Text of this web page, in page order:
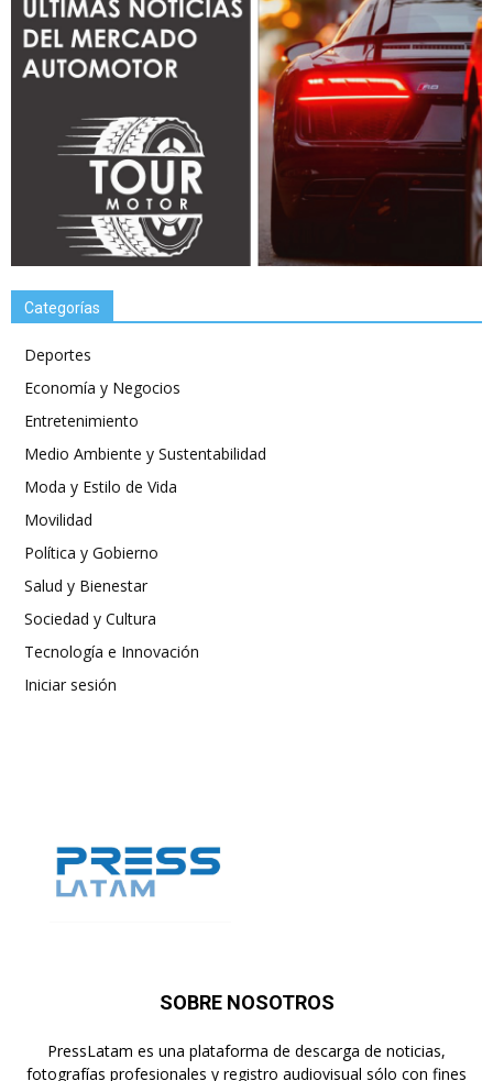
Categorías
Deportes
Economía y Negocios
Entretenimiento
Medio Ambiente y Sustentabilidad
Moda y Estilo de Vida
Movilidad
Política y Gobierno
Salud y Bienestar
Sociedad y Cultura
Tecnología e Innovación
Iniciar sesión
SOBRE NOSOTROS
PressLatam es una plataforma de descarga de noticias,
fotografías profesionales y registro audiovisual sólo con fines